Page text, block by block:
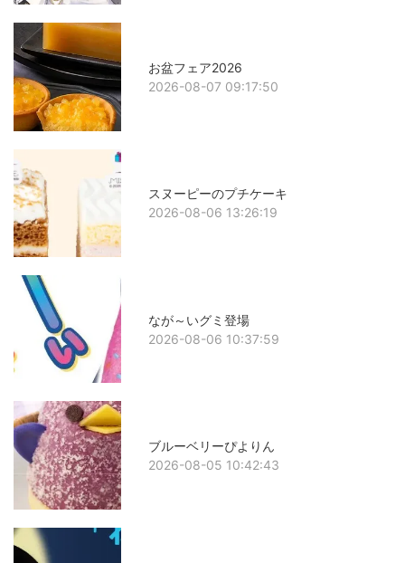
お盆フェア2026
2026-08-07 09:17:50
スヌーピーのプチケーキ
2026-08-06 13:26:19
なが～いグミ登場
2026-08-06 10:37:59
ブルーベリーぴよりん
2026-08-05 10:42:43